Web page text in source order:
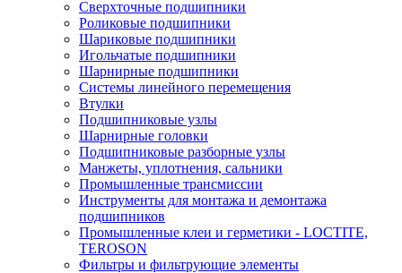
Сверхточные подшипники
Роликовые подшипники
Шариковые подшипники
Игольчатые подшипники
Шарнирные подшипники
Системы линейного перемещения
Втулки
Подшипниковые узлы
Шарнирные головки
Подшипниковые разборные узлы
Манжеты, уплотнения, сальники
Промышленные трансмиссии
Инструменты для монтажа и демонтажа
подшипников
Промышленные клеи и герметики - LOCTITE,
TEROSON
Фильтры и фильтрующие элементы